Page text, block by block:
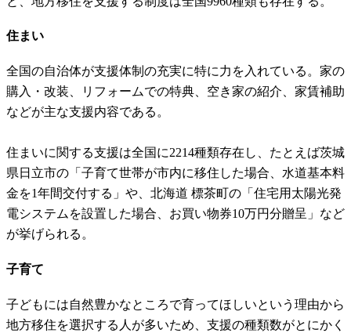
住まい
全国の自治体が支援体制の充実に特に力を入れている。家の
購入・改装、リフォームでの特典、空き家の紹介、家賃補助
などが主な支援内容である。
住まいに関する支援は全国に2214種類存在し、たとえば茨城
県日立市の「子育て世帯が市内に移住した場合、水道基本料
金を1年間交付する」や、北海道 標茶町の「住宅用太陽光発
電システムを設置した場合、お買い物券10万円分贈呈」など
が挙げられる。
子育て
子どもには自然豊かなところで育ってほしいという理由から
地方移住を選択する人が多いため、支援の種類数がとにかく